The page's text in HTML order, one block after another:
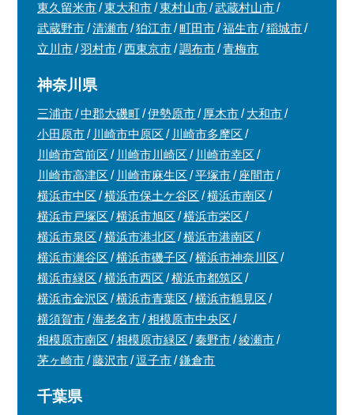
東久留米市
東大和市 東村山市
武蔵村山市
武蔵野市
清瀬市 狛江市 町田市 福生市
稲城市
立川市
羽村市 西東京市 調布市 青梅市
神奈川県
三浦市 中郡大磯町 伊勢原市 厚木市
大和市
小田原市
川崎市中原区
川崎市多摩区
川崎市宮前区
川崎市川崎区
川崎市幸区
川崎市高津区
川崎市麻生区 平塚市
座間市
横浜市中区
横浜市保土ケ谷区
横浜市南区
横浜市戸塚区
横浜市旭区
横浜市栄区
横浜市泉区
横浜市港北区
横浜市港南区
横浜市瀬谷区
横浜市磯子区
横浜市神奈川区
横浜市緑区
横浜市西区
横浜市都筑区
横浜市金沢区
横浜市青葉区
横浜市鶴見区
横須賀市
海老名市
相模原市中央区
相模原市南区
相模原市緑区 秦野市
綾瀬市
茅ヶ崎市
藤沢市 逗子市 鎌倉市
千葉県